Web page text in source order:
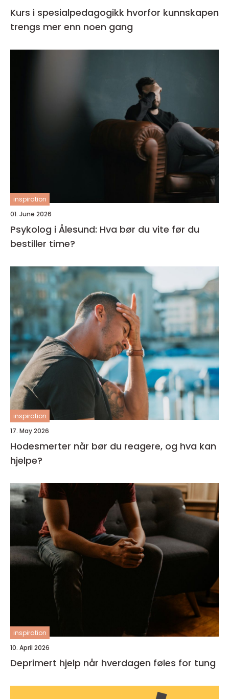
Kurs i spesialpedagogikk hvorfor kunnskapen
trengs mer enn noen gang
inspiration
01. June 2026
Psykolog i Ålesund: Hva bør du vite før du
bestiller time?
inspiration
17. May 2026
Hodesmerter når bør du reagere, og hva kan
hjelpe?
inspiration
10. April 2026
Deprimert hjelp når hverdagen føles for tung